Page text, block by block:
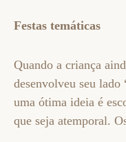
Festas temáticas
Quando a criança
desenvolveu seu
uma ótima ideia é
que seja atemporal.